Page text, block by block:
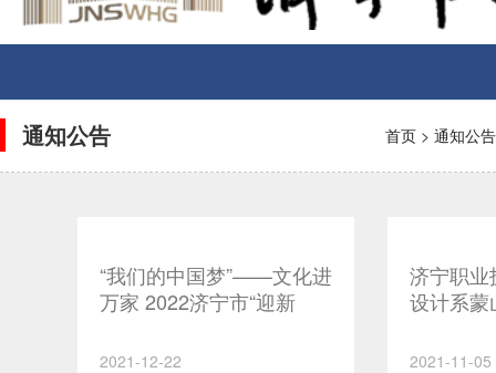
通知公告 首页 > 通知公告
“我们的中国梦”——文化进
万家 2022济宁市“迎新
2021-12-22
济宁职业
设计系蒙
大赛
2021-11-05